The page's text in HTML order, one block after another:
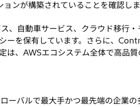
ンが構築されていることを確認しま
、自動車サービス、クラウド移行
シーを保有しています。さらに、
は、AWSエコシステム全体で高品
ーバルで最大手かつ最先端の企業